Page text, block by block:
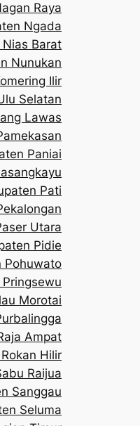
Raya
Ngada
Barat
Nunukan
Ilir
Selatan
Lawas
Paniai
Pati
Utara
Pidie
Pohuwato
Morotai
Ampat
Hilir
Raijua
Sanggau
Seluma